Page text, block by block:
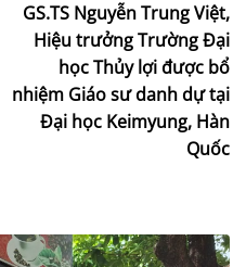
GS.TS Nguyễn Trung Việt,
Hiệu trưởng Trường Đại
học Thủy lợi được bổ
nhiệm Giáo sư danh dự tại
Đại học Keimyung, Hàn
Quốc